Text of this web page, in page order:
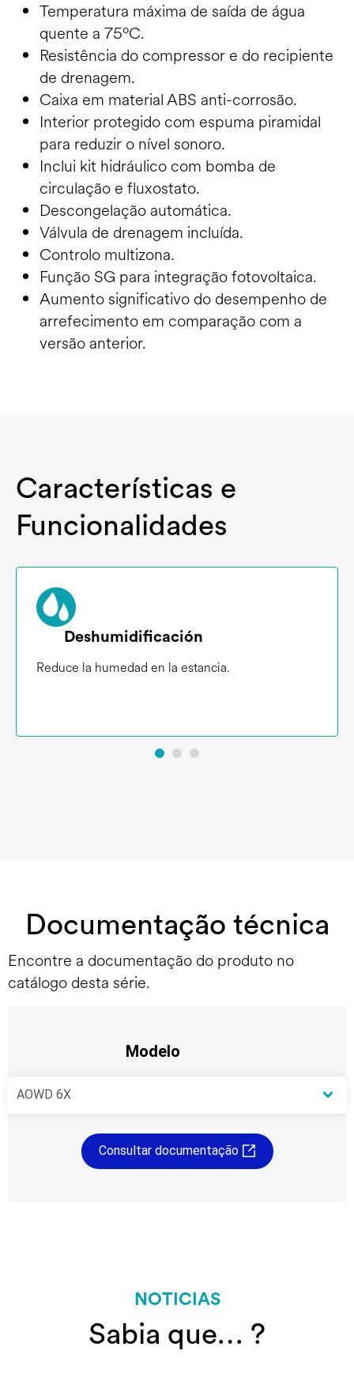
Temperatura máxima de saída de água
quente a 75ºC.
Resistência do compressor e do recipiente
de drenagem.
Caixa em material ABS anti-corrosão.
Interior protegido com espuma piramidal
para reduzir o nível sonoro.
Inclui kit hidráulico com bomba de
circulação e fluxostato.
Descongelação automática.
Válvula de drenagem incluída.
Controlo multizona.
Função SG para integração fotovoltaica.
Aumento significativo do desempenho de
arrefecimento em comparação com a
versão anterior.
Características e
Funcionalidades
Deshumidificación
Reduce la humedad en la estancia.
Documentação técnica
Encontre a documentação do produto no
catálogo desta série.
Modelo
Consultar documentação
NOTICIAS
Sabia que… ?